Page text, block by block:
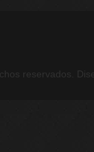
reservados.